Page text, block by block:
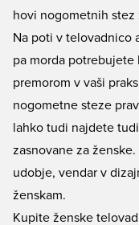
hovi nogometnih stez
Na poti v telovadnico
pa morda potrebujete
premorom v vaši
nogometne steze
lahko tudi najdete
zasnovane za
udobje, vendar v
ženskam.
Kupite ženske